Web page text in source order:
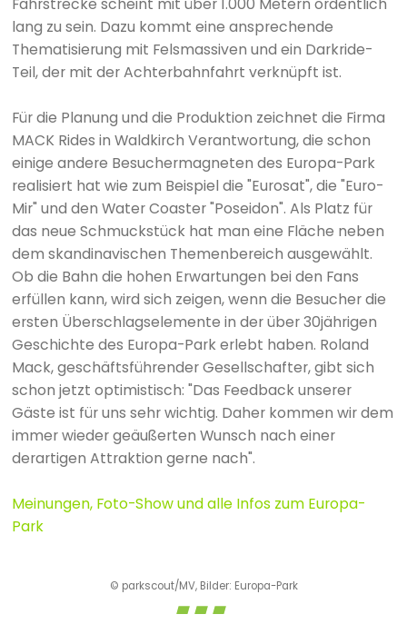
lang zu sein. Dazu kommt eine ansprechende
Thematisierung mit Felsmassiven und ein Darkride-
Teil, der mit der Achterbahnfahrt verknüpft ist.
Für die Planung und die Produktion zeichnet die Firma
MACK Rides in Waldkirch Verantwortung, die schon
einige andere Besuchermagneten des Europa-Park
realisiert hat wie zum Beispiel die "Eurosat", die "Euro-
Mir" und den Water Coaster "Poseidon". Als Platz für
das neue Schmuckstück hat man eine Fläche neben
dem skandinavischen Themenbereich ausgewählt.
Ob die Bahn die hohen Erwartungen bei den Fans
erfüllen kann, wird sich zeigen, wenn die Besucher die
ersten Überschlagselemente in der über 30jährigen
Geschichte des Europa-Park erlebt haben. Roland
Mack, geschäftsführender Gesellschafter, gibt sich
schon jetzt optimistisch: "Das Feedback unserer
Gäste ist für uns sehr wichtig. Daher kommen wir dem
immer wieder geäußerten Wunsch nach einer
derartigen Attraktion gerne nach".
Meinungen, Foto-Show und alle Infos zum Europa-
Park
© parkscout/MV, Bilder: Europa-Park